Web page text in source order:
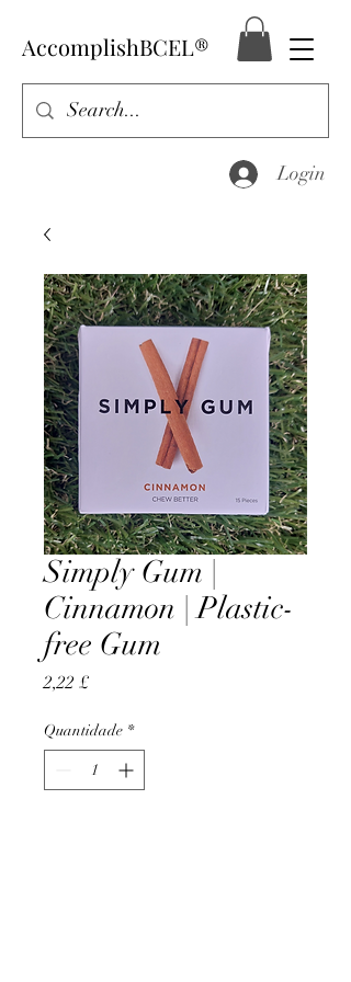
AccomplishBCEL®
Login
Simply Gum |
Cinnamon | Plastic-
free Gum
2,22 £Preço
Quantidade *